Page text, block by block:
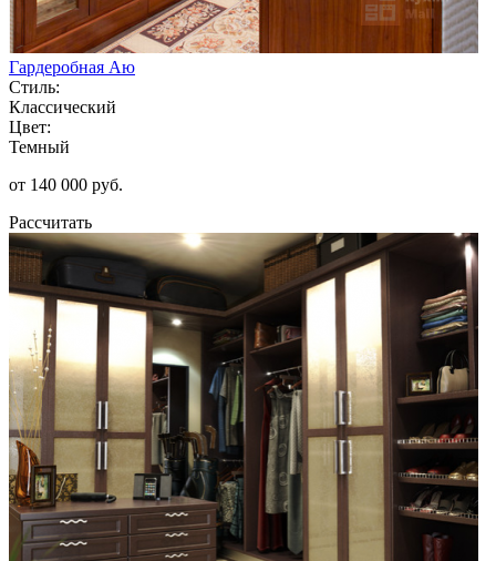
Гардеробная Аю
Стиль:
Классический
Цвет:
Темный
от 140 000 руб.
Рассчитать